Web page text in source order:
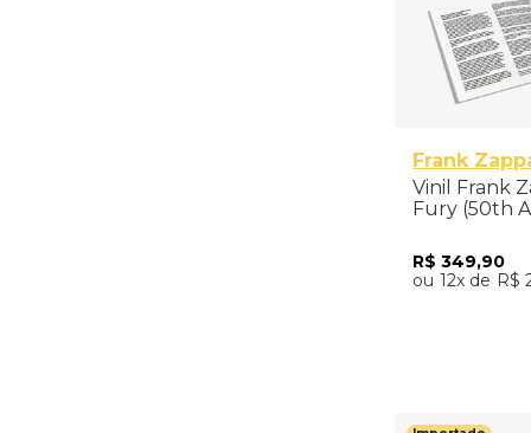
Frank
Vinil Frank
Fury (50th
R$ 349,90
12
R$